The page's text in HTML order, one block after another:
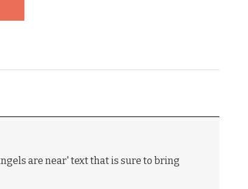
are near' text that is sure to bring